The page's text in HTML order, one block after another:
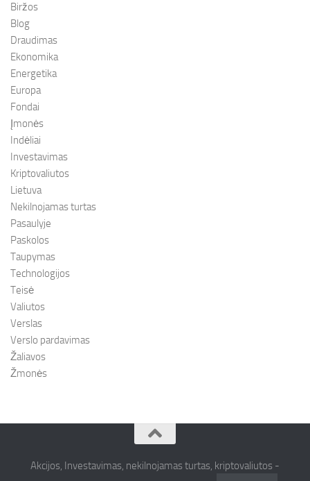
Biržos
Blog
Draudimas
Ekonomika
Energetika
Europa
Fondai
Įmonės
Indėliai
Investavimas
Kriptovaliutos
Lietuva
Nekilnojamas turtas
Pasaulyje
Paskolos
Taupymas
Technologijos
Teisė
Valiutos
Verslas
Verslo pardavimas
Žaliavos
Žmonės
Akcijos, Investavimas, nekilnojamas turtas, kriptovaliutos -